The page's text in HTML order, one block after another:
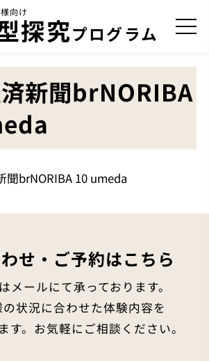
向け
探究プログラム
新聞brNORIBA
せ・ご予約はこちら
メールにて承っております。
状況に合わせた体験内容を
す。お気軽にご相談ください。
聞brNORIBA 10 umeda